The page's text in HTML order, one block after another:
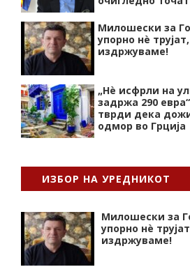
Милошески за
упорно нѐ
издржуваме!
„Нѐ исфрли на
задржа 290
тврди дека
одмор во Грција
ИЗБОР НА УРЕДНИКОТ
Милошески за
упорно нѐ
издржуваме!